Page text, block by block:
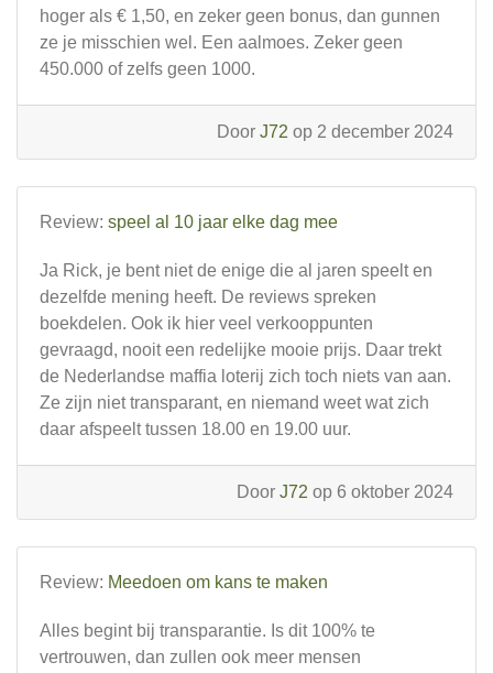
hoger als € 1,50, en zeker geen bonus, dan gunnen
ze je misschien wel. Een aalmoes. Zeker geen
450.000 of zelfs geen 1000.
Door J72 op 2 december 2024
Review: speel al 10 jaar elke dag mee
Ja Rick, je bent niet de enige die al jaren speelt en
dezelfde mening heeft. De reviews spreken
boekdelen. Ook ik hier veel verkooppunten
gevraagd, nooit een redelijke mooie prijs. Daar trekt
de Nederlandse maffia loterij zich toch niets van aan.
Ze zijn niet transparant, en niemand weet wat zich
daar afspeelt tussen 18.00 en 19.00 uur.
Door J72 op 6 oktober 2024
Review: Meedoen om kans te maken
Alles begint bij transparantie. Is dit 100% te
vertrouwen, dan zullen ook meer mensen